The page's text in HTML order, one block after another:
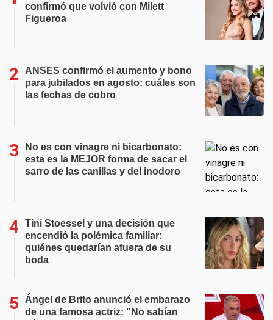
confirmó que volvió con Milett
Figueroa
ANSES confirmó el aumento y bono
para jubilados en agosto: cuáles son
las fechas de cobro
No es con vinagre ni bicarbonato:
esta es la MEJOR forma de sacar el
sarro de las canillas y del inodoro
Tini Stoessel y una decisión que
encendió la polémica familiar:
quiénes quedarían afuera de su
boda
Ángel de Brito anunció el embarazo
de una famosa actriz: "No sabían